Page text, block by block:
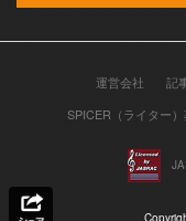
運営会社 記
SPICER（ライター